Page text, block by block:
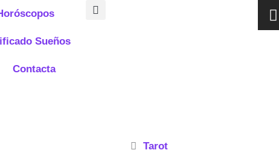
Sueños
Contacta
I
n
Tarot